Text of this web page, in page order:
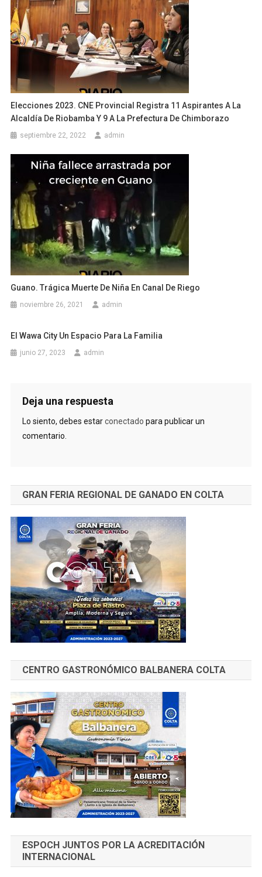
Elecciones 2023. CNE Provincial Registra 11 Aspirantes A La
Alcaldía De Riobamba Y 9 A La Prefectura De Chimborazo
septiembre 22, 2022 admin
Guano. Trágica Muerte De Niña En Canal De Riego
noviembre 26, 2021 admin
El Wawa City Un Espacio Para La Familia
junio 27, 2023 admin
Deja una respuesta
Lo siento, debes estarconectado para publicar un
comentario.
GRAN FERIA REGIONAL DE GANADO EN COLTA
CENTRO GASTRONÓMICO BALBANERA COLTA
ESPOCH JUNTOS POR LA ACREDITACIÓN
INTERNACIONAL